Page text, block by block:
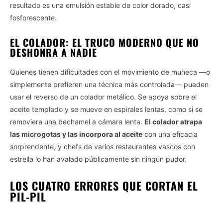
resultado es una emulsión estable de color dorado, casi
fosforescente.
EL COLADOR: EL TRUCO MODERNO QUE NO
DESHONRA A NADIE
Quienes tienen dificultades con el movimiento de muñeca —o
simplemente prefieren una técnica más controlada— pueden
usar el reverso de un colador metálico. Se apoya sobre el
aceite templado y se mueve en espirales lentas, como si se
removiera una bechamel a cámara lenta. El colador atrapa
las microgotas y las incorpora al aceite con una eficacia
sorprendente, y chefs de varios restaurantes vascos con
estrella lo han avalado públicamente sin ningún pudor.
LOS CUATRO ERRORES QUE CORTAN EL
PIL-PIL